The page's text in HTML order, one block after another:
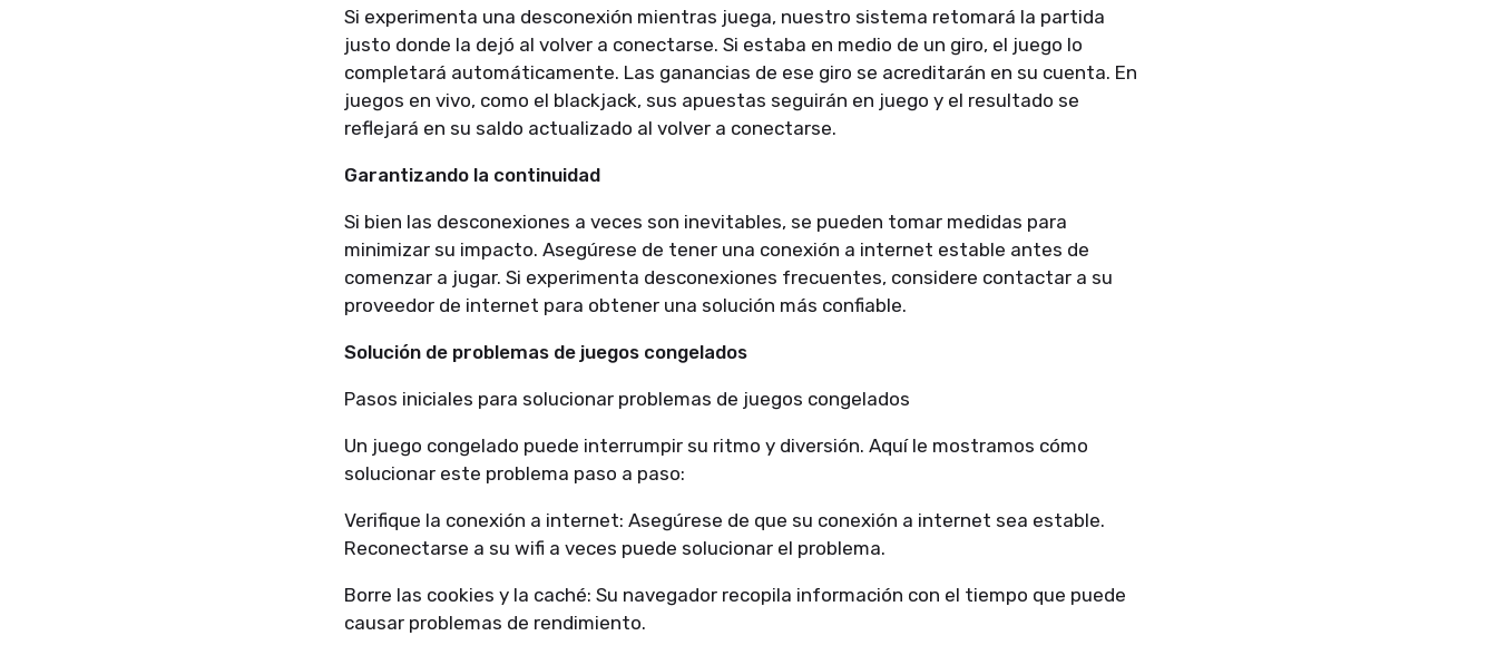
Si experimenta una desconexión mientras juega, nuestro sistema retomará la partida
justo donde la dejó al volver a conectarse. Si estaba en medio de un giro, el juego lo
completará automáticamente. Las ganancias de ese giro se acreditarán en su cuenta. En
juegos en vivo, como el blackjack, sus apuestas seguirán en juego y el resultado se
reflejará en su saldo actualizado al volver a conectarse.
Garantizando la continuidad
Si bien las desconexiones a veces son inevitables, se pueden tomar medidas para
minimizar su impacto. Asegúrese de tener una conexión a internet estable antes de
comenzar a jugar. Si experimenta desconexiones frecuentes, considere contactar a su
proveedor de internet para obtener una solución más confiable.
Solución de problemas de juegos congelados
Pasos iniciales para solucionar problemas de juegos congelados
Un juego congelado puede interrumpir su ritmo y diversión. Aquí le mostramos cómo
solucionar este problema paso a paso:
Verifique la conexión a internet: Asegúrese de que su conexión a internet sea estable.
Reconectarse a su wifi a veces puede solucionar el problema.
Borre las cookies y la caché: Su navegador recopila información con el tiempo que puede
causar problemas de rendimiento.